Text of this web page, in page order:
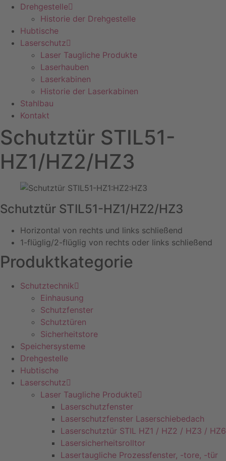
Drehgestelle
Historie der Drehgestelle
Hubtische
Laserschutz
Laser Taugliche Produkte
Laserhauben
Laserkabinen
Historie der Laserkabinen
Stahlbau
Kontakt
Schutztür STIL51-
HZ1/HZ2/HZ3
Schutztür STIL51-HZ1/HZ2/HZ3
Horizontal von rechts und links schließend
1-flüglig/2-flüglig von rechts oder links schließend
Produktkategorie
Schutztechnik
Einhausung
Schutzfenster
Schutztüren
Sicherheitstore
Speichersysteme
Drehgestelle
Hubtische
Laserschutz
Laser Taugliche Produkte
Laserschutzfenster
Laserschutzfenster Laserschiebedach
Laserschutztür STIL HZ1 / HZ2 / HZ3 / HZ6
Lasersicherheitsrolltor
Lasertaugliche Prozessfenster, -tore, -tür